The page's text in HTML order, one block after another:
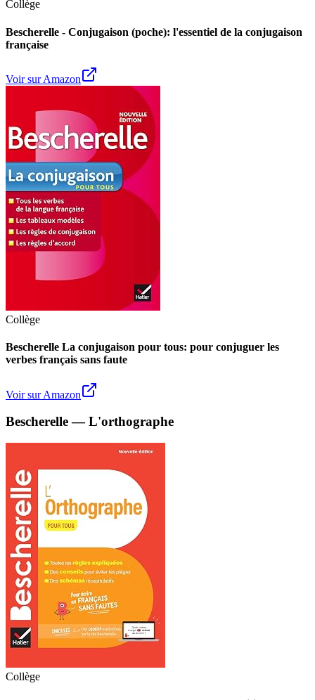
Collège
Bescherelle - Conjugaison (poche): l'essentiel de la conjugaison
française
Voir sur Amazon
Collège
Bescherelle La conjugaison pour tous: pour conjuguer les
verbes français sans faute
Voir sur Amazon
Bescherelle — L'orthographe
Collège